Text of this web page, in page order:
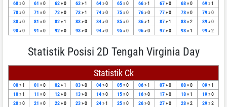
60» 0 61 » 0 62» 0 63» 1 64» 0 65» 0 66» 1 67» 0 68» 0 69» 1
70» 0 71 » 0 72» 0 73» 1 74» 0 75» 0 76» 0 77» 0 78» 0 79» 0
80» 0 81 » 0 82» 1 83» 0 84» 0 85» 0 86» 1 87» 1 88» 2 89» 0
90» 0 91 » 0 92» 0 93» 0 94» 0 95» 0 96» 0 97» 0 98» 1 99» 2
Statistik Posisi 2D Tengah Virginia Day
Statistik Ck
00» 1 01 » 0 02» 1 03» 0 04» 0 05» 0 06» 1 07» 0 08» 0 09» 1
10» 1 11 » 0 12» 0 13» 0 14» 0 15» 0 16» 0 17» 0 18» 1 19» 0
20» 0 21 » 0 22» 0 23» 0 24» 1 25» 0 26» 0 27» 0 28» 2 29» 2